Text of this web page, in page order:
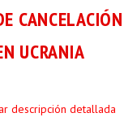
CANCELACIÓN
UCRANIA
descripción detallada